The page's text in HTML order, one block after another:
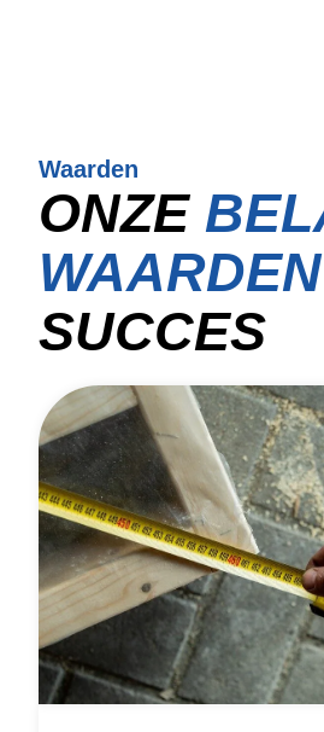
Waarden
ONZE
WAARDEN
SUCCES